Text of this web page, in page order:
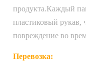
продукта.Каждый
пластиковый рукав,
повреждение во
Перевозка: